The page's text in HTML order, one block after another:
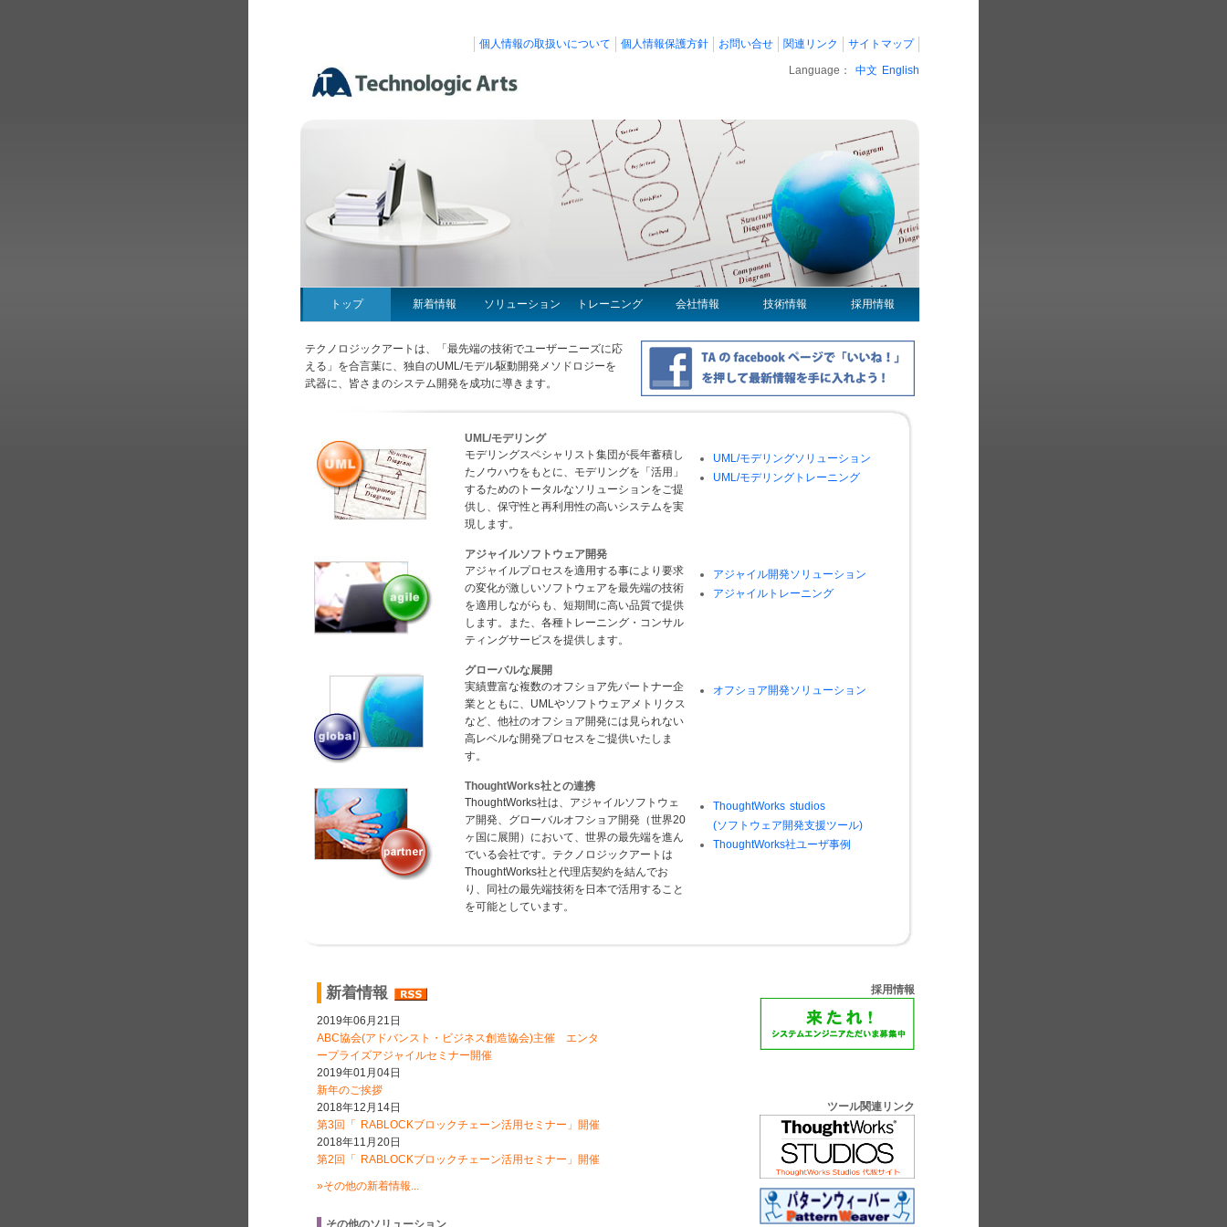
個人情報の取扱いについて 個人情報保護方針 お問い合せ 関連リンク サイトマップ
Language： 中文 English
トップ 新着情報 ソリューション トレーニング 会社情報 技術情報 採用情報
テクノロジックアートは、「最先端の技術でユーザーニーズに応
える」を合言葉に、独自のUML/モデル駆動開発メソドロジーを
武器に、皆さまのシステム開発を成功に導きます。
UML/モデリング
モデリングスペシャリスト集団が長年蓄積し
たノウハウをもとに、モデリングを「活用」
するためのトータルなソリューションをご提
供し、保守性と再利用性の高いシステムを実
現します。
UML/モデリングソリューション
UML/モデリングトレーニング
アジャイルソフトウェア開発
アジャイルプロセスを適用する事により要求
の変化が激しいソフトウェアを最先端の技術
を適用しながらも、短期間に高い品質で提供
します。また、各種トレーニング・コンサル
ティングサービスを提供します。
アジャイル開発ソリューション
アジャイルトレーニング
グローバルな展開
実績豊富な複数のオフショア先パートナー企
業とともに、UMLやソフトウェアメトリクス
など、他社のオフショア開発には見られない
高レベルな開発プロセスをご提供いたしま
す。
オフショア開発ソリューション
ThoughtWorks社との連携
ThoughtWorks社は、アジャイルソフトウェ
ア開発、グローバルオフショア開発（世界20
ヶ国に展開）において、世界の最先端を進ん
でいる会社です。テクノロジックアートは
ThoughtWorks社と代理店契約を結んでお
り、同社の最先端技術を日本で活用すること
を可能としています。
ThoughtWorks studios
(ソフトウェア開発支援ツール)
ThoughtWorks社ユーザ事例
新着情報
2019年06月21日
ABC協会(アドバンスト・ビジネス創造協会)主催 エンタ
ープライズアジャイルセミナー開催
2019年01月04日
新年のご挨拶
2018年12月14日
第3回「 RABLOCKブロックチェーン活用セミナー」開催
2018年11月20日
第2回「 RABLOCKブロックチェーン活用セミナー」開催
»その他の新着情報...
その他のソリューション
採用情報
ツール関連リンク